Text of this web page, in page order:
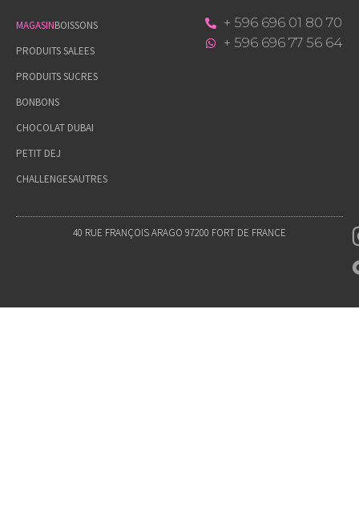
MAGASINBOISSONS
PRODUITS SALEES
PRODUITS SUCRES
BONBONS
CHOCOLAT DUBAI
PETIT DEJ
CHALLENGESAUTRES
+ 596 696 01 80 70
+ 596 696 77 56 64
40 RUE FRANÇOIS ARAGO 97200 FORT DE FRANCE